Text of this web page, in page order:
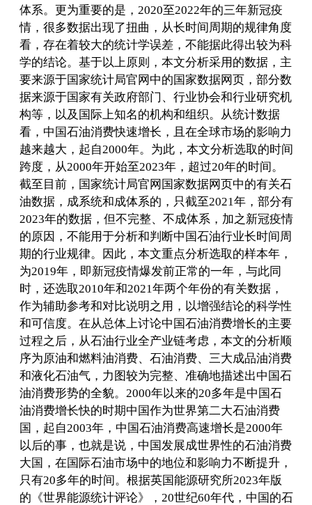
体系。更为重要的是，2020至2022年的三年新冠疫
情，很多数据出现了扭曲，从长时间周期的规律角度
看，存在着较大的统计学误差，不能据此得出较为科
学的结论。基于以上原则，本文分析采用的数据，主
要来源于国家统计局官网中的国家数据网页，部分数
据来源于国家有关政府部门、行业协会和行业研究机
构等，以及国际上知名的机构和组织。从统计数据
看，中国石油消费快速增长，且在全球市场的影响力
越来越大，起自2000年。为此，本文分析选取的时间
跨度，从2000年开始至2023年，超过20年的时间。
截至目前，国家统计局官网国家数据网页中的有关石
油数据，成系统和成体系的，只截至2021年，部分有
2023年的数据，但不完整、不成体系，加之新冠疫情
的原因，不能用于分析和判断中国石油行业长时间周
期的行业规律。因此，本文重点分析选取的样本年，
为2019年，即新冠疫情爆发前正常的一年，与此同
时，还选取2010年和2021年两个年份的有关数据，
作为辅助参考和对比说明之用，以增强结论的科学性
和可信度。在从总体上讨论中国石油消费增长的主要
过程之后，从石油行业全产业链考虑，本文的分析顺
序为原油和燃料油消费、石油消费、三大成品油消费
和液化石油气，力图较为完整、准确地描述出中国石
油消费形势的全貌。2000年以来的20多年是中国石
油消费增长快的时期中国作为世界第二大石油消费
国，起自2003年，中国石油消费高速增长是2000年
以后的事，也就是说，中国发展成世界性的石油消费
大国，在国际石油市场中的地位和影响力不断提升，
只有20多年的时间。根据英国能源研究所2023年版
的《世界能源统计评论》，20世纪60年代，中国的石